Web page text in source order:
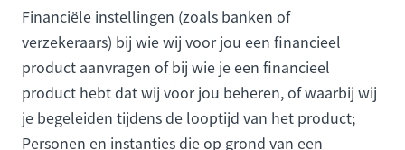
Financiële instellingen (zoals banken of
verzekeraars) bij wie wij voor jou een financieel
product aanvragen of bij wie je een financieel
product hebt dat wij voor jou beheren, of waarbij wij
je begeleiden tijdens de looptijd van het product;
Personen en instanties die op grond van een